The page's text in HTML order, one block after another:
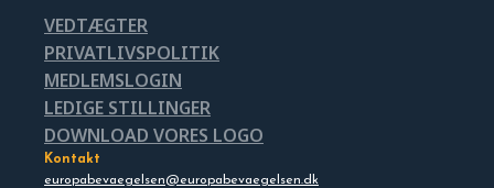
VEDTÆGTER
PRIVATLIVSPOLITIK
MEDLEMSLOGIN
LEDIGE STILLINGER
DOWNLOAD VORES LOGO
Kontakt
europabevaegelsen@europabevaegelsen.dk